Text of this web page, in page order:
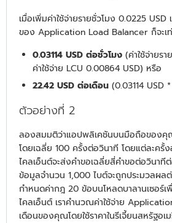
เมื่อเพิ่มค่าใช้จ่ายรายชั่วโมง 0.0225
ของ Application Load Balancer ก็จะเ
0.03114 USD ต่อชั่วโมง (ค่าใช้จ่ายร
ค่าใช้จ่าย LCU 0.00864 USD) หรือ
22.42 USD ต่อเดือน (0.03114 USD
ตัวอย่างที่ 2
ลองสมมติว่าแอปพลิเคชันบนมือถือของคุ
โดยเฉลี่ย 100 ครั้งต่อวินาที โดยแต่ละครั้
ไคลเอ็นต์จะส่งคำขอเฉลี่ยสี่คำขอต่อวินาที
ข้อมูลจำนวน 1,000 ไบต์จะถูกประมวลผล
กำหนดค่ากฎ 20 ข้อบนโหลดบาลานเซอร์เ
ไคลเอ็นต์ เราคำนวณค่าใช้จ่าย
เดือนของคุณโดยใช้ราคาในรีเจี้ยนสหรัฐอ